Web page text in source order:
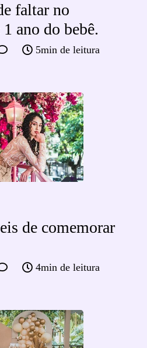
faltar no
ano do bebê.
5min de leitura
de comemorar
4min de leitura